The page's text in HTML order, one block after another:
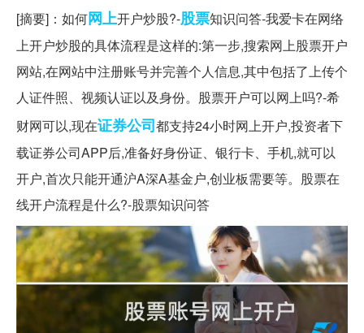
[摘要]：如何网上开户炒股?-股票知识问答-我爱卡在网络
上开户炒股的具体流程是这样的:第一步,搜索网上股票开户
网站,在网站中注册账号并完善个人信息,其中包括了上传个
人证件照、视频认证以及身份。股票开户可以网上吗?-希
财网可以,现在证券公司都支持24小时网上开户,投资者下
载证券公司APP后,准备好身份证、银行卡、手机,就可以
开户,首次只能开通沪A深A基金户,创业板需要等。股票在
线开户流程是什么?-股票知识问答